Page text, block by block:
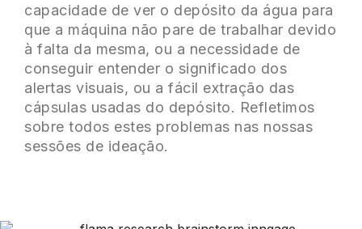
capacidade de ver o depósito da água para
que a máquina não pare de trabalhar devido
à falta da mesma, ou a necessidade de
conseguir entender o significado dos
alertas visuais, ou a fácil extração das
cápsulas usadas do depósito. Refletimos
sobre todos estes problemas nas nossas
sessões de ideação.